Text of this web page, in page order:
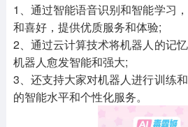
1、通过智能语音识别和智能学习
和喜好，提供优质服务和体验;
2、通过云计算技术将机器人的记
机器人愈发智能和强大;
3、还支持大家对机器人进行训练
的智能水平和个性化服务。